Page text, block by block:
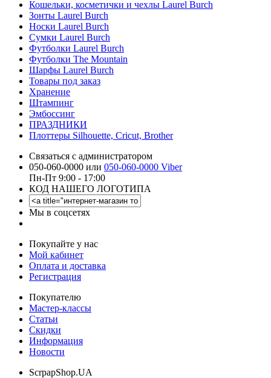
Кошельки, косметички и чехлы Laurel Burch
Зонты Laurel Burch
Носки Laurel Burch
Сумки Laurel Burch
Футболки Laurel Burch
Футболки The Mountain
Шарфы Laurel Burch
Товары под заказ
Хранение
Штампинг
Эмбоссинг
ПРАЗДНИКИ
Плоттеры Silhouette, Cricut, Brother
Связаться с администратором
050-060-0000 или 050-060-0000 Viber
Пн-Пт 9:00 - 17:00
КОД НАШЕГО ЛОГОТИПА
Мы в соцсетях
Покупайте у нас
Мой кабинет
Оплата и доставка
Регистрация
Покупателю
Мастер-классы
Статьи
Скидки
Информация
Новости
ScrpapShop.UA